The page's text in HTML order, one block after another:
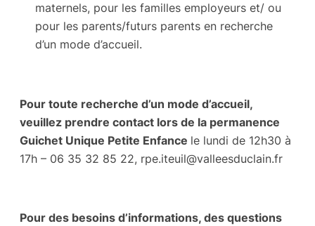
maternels, pour les familles employeurs et/ ou
pour les parents/futurs parents en recherche
d’un mode d’accueil.
Pour toute recherche d’un mode d’accueil,
veuillez prendre contact lors de la permanence
Guichet Unique Petite Enfance le lundi de 12h30 à
17h – 06 35 32 85 22, rpe.iteuil@valleesduclain.fr
Pour des besoins d’informations, des questions